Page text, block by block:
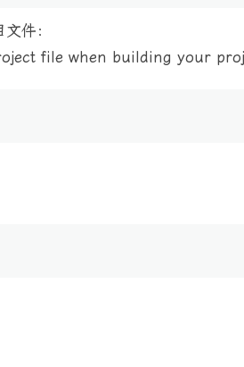
件：
file when building your